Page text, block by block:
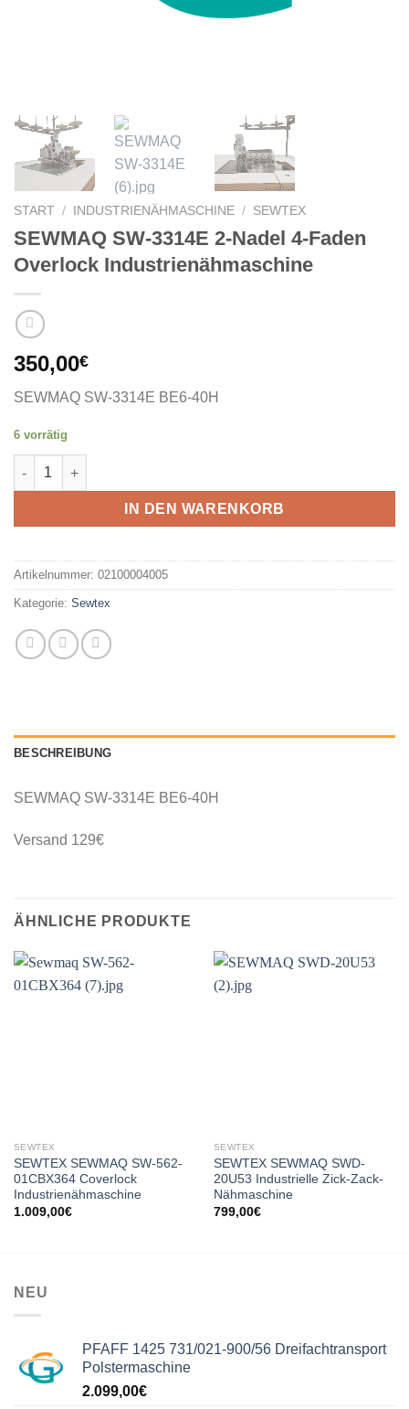
START / INDUSTRIENÄHMASCHINE / SEWTEX
SEWMAQ SW-3314E 2-Nadel 4-Faden
Overlock Industrienähmaschine
350,00€
SEWMAQ SW-3314E BE6-40H
6 vorrätig
SEWMAQ SW-3314E 2-Nadel 4-Faden Overlock
IN DEN WARENKORB
Artikelnummer: 02100004005
Kategorie: Sewtex
BESCHREIBUNG
SEWMAQ SW-3314E BE6-40H
Versand 129€
ÄHNLICHE PRODUKTE
SEWTEX
SEWTEX SEWMAQ SW-562-
01CBX364 Coverlock
Industrienähmaschine
1.009,00€
SEWTEX
SEWTEX SEWMAQ SWD-
20U53 Industrielle Zick-Zack-
Nähmaschine
799,00€
NEU
PFAFF 1425 731/021-900/56 Dreifachtransport
Polstermaschine
2.099,00€